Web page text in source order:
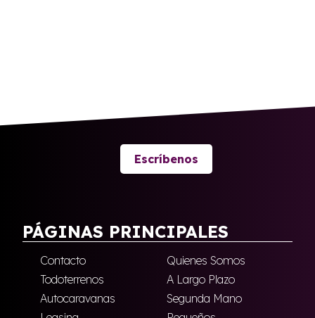
Escríbenos
PÁGINAS PRINCIPALES
Contacto
Quienes Somos
Todoterrenos
A Largo Plazo
Autocaravanas
Segunda Mano